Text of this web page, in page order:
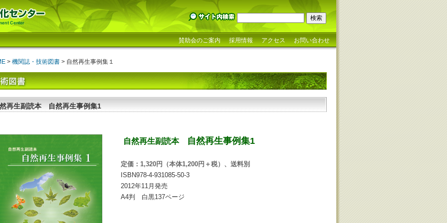
賛助会のご案内 採用情報 アクセス お問い合わせ
> 機関誌・技術図書 > 自然再生事例集１
再生副読本 自然再生事例集1
自然再生副読本 自然再生事例集1
定価：1,320円（本体1,200円＋税）、送料別
ISBN978-4-931085-50-3
2012年11月発売
A4判 白黒137ページ